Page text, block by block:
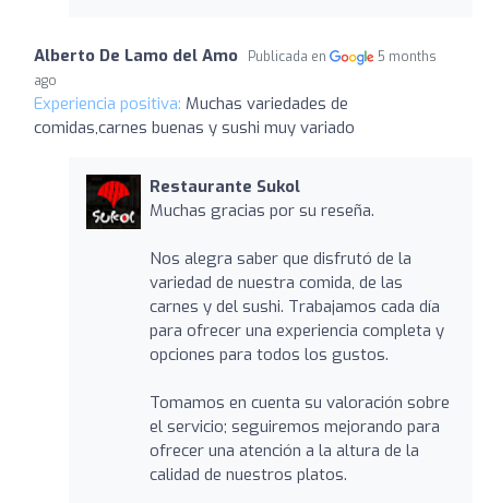
Alberto De Lamo del Amo Publicada en
5 months
ago
Experiencia positiva: Muchas variedades de
comidas,carnes buenas y sushi muy variado
Restaurante Sukol
Muchas gracias por su reseña.
Nos alegra saber que disfrutó de la
variedad de nuestra comida, de las
carnes y del sushi. Trabajamos cada día
para ofrecer una experiencia completa y
opciones para todos los gustos.
Tomamos en cuenta su valoración sobre
el servicio; seguiremos mejorando para
ofrecer una atención a la altura de la
calidad de nuestros platos.